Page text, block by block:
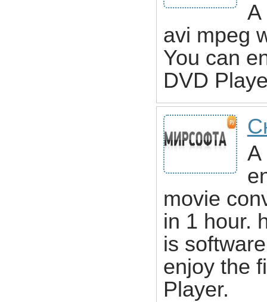
A
avi mpeg
You can
DVD
A
movie
in 1 hour.
is
enjoy the
Player.